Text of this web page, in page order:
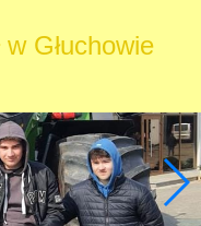
w Głuchowie